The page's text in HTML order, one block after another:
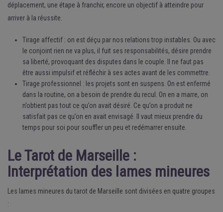
déplacement, une étape à franchir, encore un objectif à atteindre pour
arriver à la réussite.
Tirage affectif : on est déçu par nos relations trop instables. Ou avec
le conjoint rien ne va plus, il fuit ses responsabilités, désire prendre
sa liberté, provoquant des disputes dans le couple. Il ne faut pas
être aussi impulsif et réfléchir à ses actes avant de les commettre.
Tirage professionnel : les projets sont en suspens. On est enfermé
dans la routine, on a besoin de prendre du recul. On en a marre, on
n’obtient pas tout ce qu’on avait désiré. Ce qu’on a produit ne
satisfait pas ce qu’on en avait envisagé. Il vaut mieux prendre du
temps pour soi pour souffler un peu et redémarrer ensuite.
Le Tarot de Marseille :
Interprétation des lames mineures
Les lames mineures du tarot de Marseille sont divisées en quatre groupes
: